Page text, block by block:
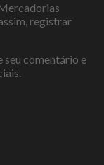
registrar
seu comentário e